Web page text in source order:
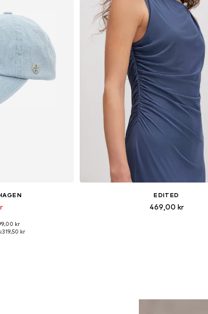
55-60
kr
319,50 kr
EDITED
469,00 kr